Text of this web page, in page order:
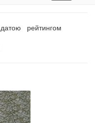
navigation
датою
рейтингом